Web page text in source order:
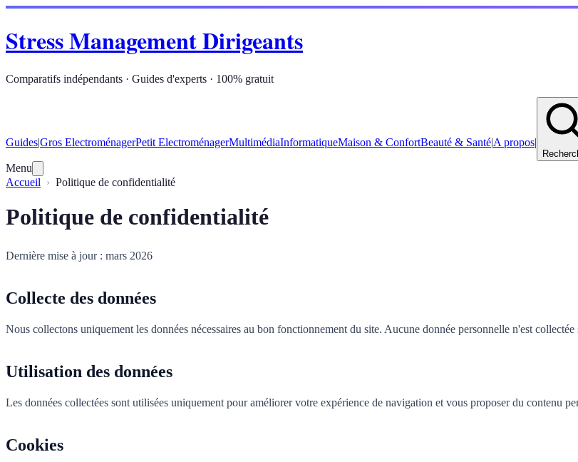
Stress Management Dirigeants
Comparatifs indépendants · Guides d'experts · 100% gratuit
Guides|Gros ElectroménagerPetit ElectroménagerMultimédiaInformatiqueMaison & ConfortBeauté & Santé|A propos|
Menu
Accueil
Politique de confidentialité
Politique de confidentialité
Dernière mise à jour : mars 2026
Collecte des données
Nous collectons uniquement les données nécessaires au bon fonctionnement du site. Aucune donnée personnelle n'est collectée
Utilisation des données
Les données collectées sont utilisées uniquement pour améliorer votre expérience de navigation et vous proposer du contenu
Cookies